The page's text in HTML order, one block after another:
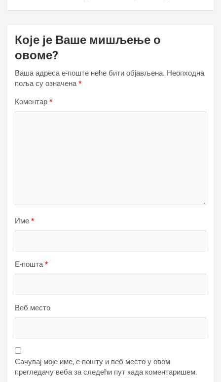
Које је Ваше мишљење о
овоме?
Ваша адреса е-поште неће бити објављена. Неопходна
поља су означена*
Коментар *
Име *
Е-пошта*
Веб место
Сачувај моје име, е-пошту и веб место у овом
прегледачу веба за следећи пут када коментаришем.